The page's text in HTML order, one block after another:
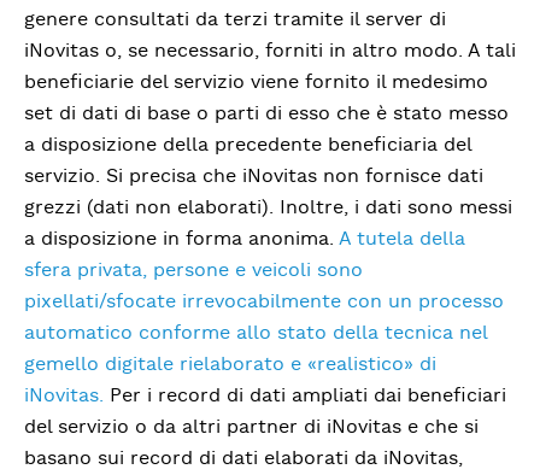
genere consultati da terzi tramite il server di
iNovitas o, se necessario, forniti in altro modo. A tali
beneficiarie del servizio viene fornito il medesimo
set di dati di base o parti di esso che è stato messo
a disposizione della precedente beneficiaria del
servizio. Si precisa che iNovitas non fornisce dati
grezzi (dati non elaborati). Inoltre, i dati sono messi
a disposizione in forma anonima. A tutela della
sfera privata, persone e veicoli sono
pixellati/sfocate irrevocabilmente con un processo
automatico conforme allo stato della tecnica nel
gemello digitale rielaborato e «realistico» di
iNovitas. Per i record di dati ampliati dai beneficiari
del servizio o da altri partner di iNovitas e che si
basano sui record di dati elaborati da iNovitas,